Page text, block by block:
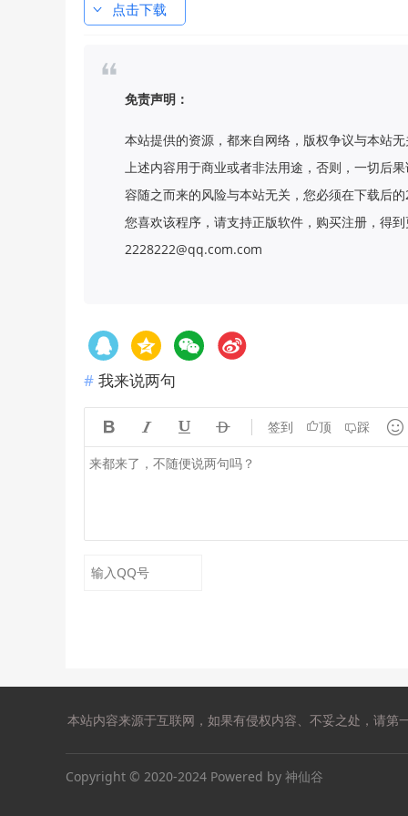
点击下载
免责声明：
本站提供的资源，都来自网络，版权争议与本站
上述内容用于商业或者非法用途，否则，一切后
容随之而来的风险与本站无关，您必须在下载后
您喜欢该程序，请支持正版软件，购买注册，得
2228222@qq.com.com
我来说两句
    签到 顶 踩 
本站内容来源于互联网，如果有侵权内容、不妥之处，请
Copyright © 2020-2024 Powered by 神仙谷